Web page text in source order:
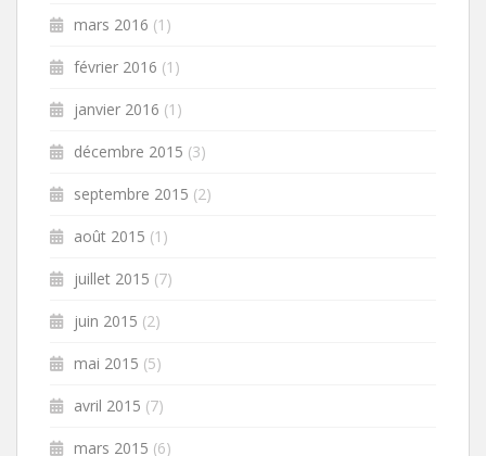
mars 2016 (1)
février 2016 (1)
janvier 2016 (1)
décembre 2015 (3)
septembre 2015 (2)
août 2015 (1)
juillet 2015 (7)
juin 2015 (2)
mai 2015 (5)
avril 2015 (7)
mars 2015 (6)